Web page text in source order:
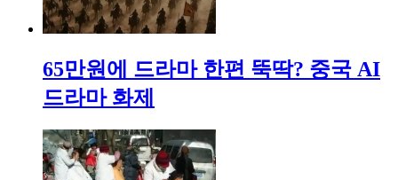
65만원에 드라마 한편 뚝딱? 중국 AI
드라마 화제